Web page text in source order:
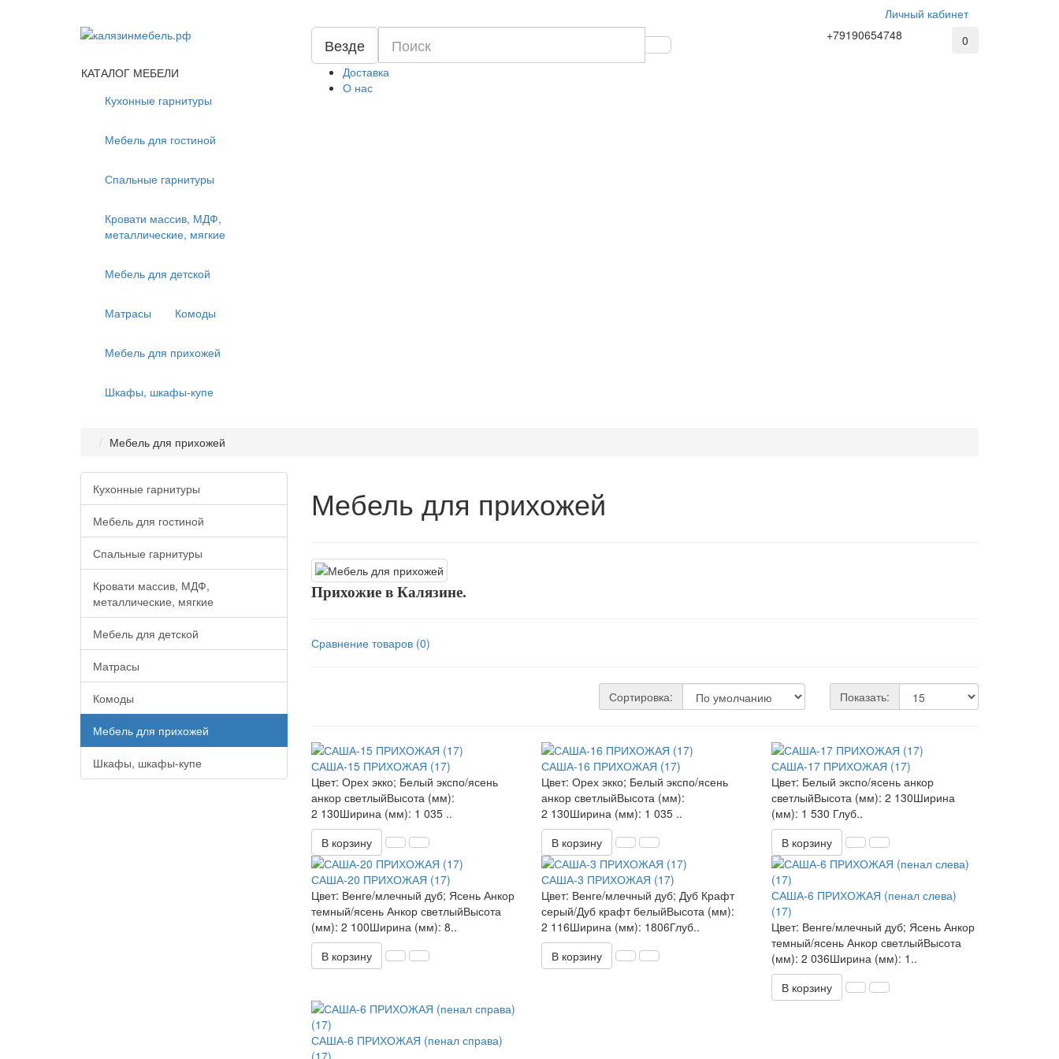
Личный кабинет
+79190654748
0
Везде
Доставка
О нас
КАТАЛОГ МЕБЕЛИ
Кухонные гарнитуры
Мебель для гостиной
Спальные гарнитуры
Кровати массив, МДФ,
металлические, мягкие
Мебель для детской
Матрасы Комоды
Мебель для прихожей
Шкафы, шкафы-купе
Мебель для прихожей
Кухонные гарнитуры
Мебель для гостиной
Спальные гарнитуры
Кровати массив, МДФ,
металлические, мягкие
Мебель для детской
Матрасы
Комоды
Мебель для прихожей
Шкафы, шкафы-купе
Мебель для прихожей
Прихожие в Калязине.
Сравнение товаров (0)
Сортировка: Показать:
САША-15 ПРИХОЖАЯ (17)
Цвет: Орех экко; Белый экспо/ясень
анкор светлыйВысота (мм):
2 130Ширина (мм): 1 035 ..
В корзину
САША-16 ПРИХОЖАЯ (17)
Цвет: Орех экко; Белый экспо/ясень
анкор светлыйВысота (мм):
2 130Ширина (мм): 1 035 ..
В корзину
САША-17 ПРИХОЖАЯ (17)
Цвет: Белый экспо/ясень анкор
светлыйВысота (мм): 2 130Ширина
(мм): 1 530 Глуб..
В корзину
САША-20 ПРИХОЖАЯ (17)
Цвет: Венге/млечный дуб; Ясень Анкор
темный/ясень Анкор светлыйВысота
(мм): 2 100Ширина (мм): 8..
В корзину
САША-3 ПРИХОЖАЯ (17)
Цвет: Венге/млечный дуб; Дуб Крафт
серый/Дуб крафт белыйВысота (мм):
2 116Ширина (мм): 1806Глуб..
В корзину
САША-6 ПРИХОЖАЯ (пенал слева)
(17)
Цвет: Венге/млечный дуб; Ясень Анкор
темный/ясень Анкор светлыйВысота
(мм): 2 036Ширина (мм): 1..
В корзину
САША-6 ПРИХОЖАЯ (пенал справа)
(17)